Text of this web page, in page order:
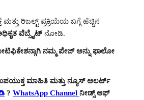
ರಿಜಲ್ಟ್ ಪ್ರಕ್ರಿಯೆಯ ಬಗ್ಗೆ ಹೆಚ್ಚಿನ
ವೆಬ್ಸೈಟ್ ನೋಡಿ.
ನಮ್ಮ ಪೇಜ್ ಅನ್ನು ಫಾಲೋ
ಮಾಹಿತಿ ಮತ್ತು ನ್ಯೂಸ್ ಅಲರ್ಟ್
? WhatsApp Channel ನೀಡ್ಸ್ ಆಫ್